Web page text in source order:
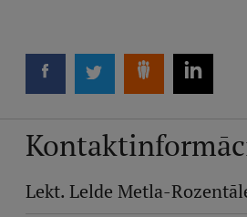
Lekt. Lelde Metla-